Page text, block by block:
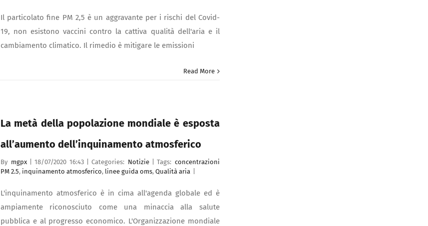
Il particolato fine PM 2,5 è un aggravante per i rischi del Covid-
19, non esistono vaccini contro la cattiva qualità dell'aria e il
cambiamento climatico. Il rimedio è mitigare le emissioni
Read More
La metà della popolazione mondiale è esposta
all’aumento dell’inquinamento atmosferico
By mgpx 18/07/2020 16:43 Categories: Notizie Tags: concentrazioni
PM 2.5, inquinamento atmosferico, linee guida oms, Qualità aria
L'inquinamento atmosferico è in cima all'agenda globale ed è
ampiamente riconosciuto come una minaccia alla salute
pubblica e al progresso economico. L'Organizzazione mondiale